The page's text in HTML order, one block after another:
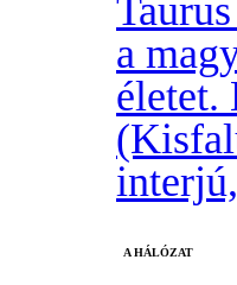
a
életet.
A HÁLÓZAT